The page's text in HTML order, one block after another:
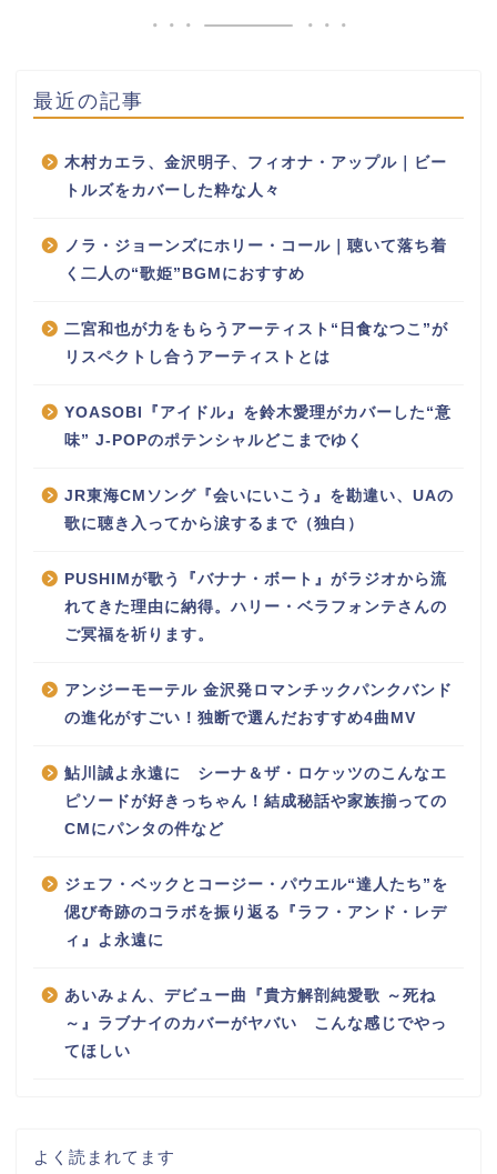
最近の記事
木村カエラ、金沢明子、フィオナ・アップル｜ビー
トルズをカバーした粋な人々
ノラ・ジョーンズにホリー・コール｜聴いて落ち着
く二人の“歌姫”BGMにおすすめ
二宮和也が力をもらうアーティスト“日食なつこ”が
リスペクトし合うアーティストとは
YOASOBI『アイドル』を鈴木愛理がカバーした“意
味” J-POPのポテンシャルどこまでゆく
JR東海CMソング『会いにいこう』を勘違い、UAの
歌に聴き入ってから涙するまで（独白）
PUSHIMが歌う『バナナ・ボート』がラジオから流
れてきた理由に納得。ハリー・ベラフォンテさんの
ご冥福を祈ります。
アンジーモーテル 金沢発ロマンチックパンクバンド
の進化がすごい！独断で選んだおすすめ4曲MV
鮎川誠よ永遠に シーナ＆ザ・ロケッツのこんなエ
ピソードが好きっちゃん！結成秘話や家族揃っての
CMにパンタの件など
ジェフ・ベックとコージー・パウエル“達人たち”を
偲び奇跡のコラボを振り返る『ラフ・アンド・レデ
ィ』よ永遠に
あいみょん、デビュー曲『貴方解剖純愛歌 ～死ね
～』ラブナイのカバーがヤバい こんな感じでやっ
てほしい
よく読まれてます